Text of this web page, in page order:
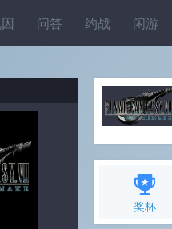
问答 约战 闲游
奖杯